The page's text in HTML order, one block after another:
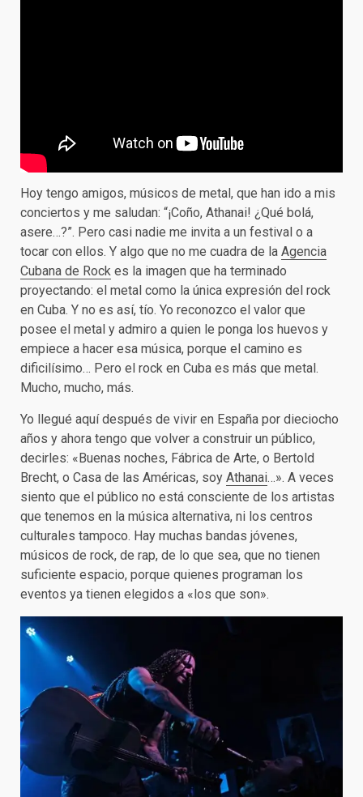
Hoy tengo amigos, músicos de metal, que han ido a mis
conciertos y me saludan: “¡Coño, Athanai! ¿Qué bolá,
asere…?”. Pero casi nadie me invita a un festival o a
tocar con ellos. Y algo que no me cuadra de la Agencia
Cubana de Rock es la imagen que ha terminado
proyectando: el metal como la única expresión del rock
en Cuba. Y no es así, tío. Yo reconozco el valor que
posee el metal y admiro a quien le ponga los huevos y
empiece a hacer esa música, porque el camino es
dificilísimo… Pero el rock en Cuba es más que metal.
Mucho, mucho, más.
Yo llegué aquí después de vivir en España por dieciocho
años y ahora tengo que volver a construir un público,
decirles: «Buenas noches, Fábrica de Arte, o Bertold
Brecht, o Casa de las Américas, soy Athanai…». A veces
siento que el público no está consciente de los artistas
que tenemos en la música alternativa, ni los centros
culturales tampoco. Hay muchas bandas jóvenes,
músicos de rock, de rap, de lo que sea, que no tienen
suficiente espacio, porque quienes programan los
eventos ya tienen elegidos a «los que son».